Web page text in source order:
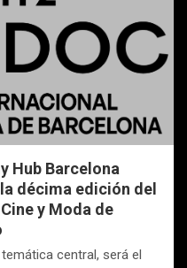
Hub Barcelona
décima edición del
y Moda de
central, será el